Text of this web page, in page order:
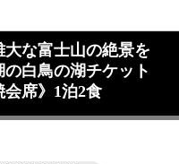
大な富士山の絶景を
白鳥の湖チケット
席》1泊2食